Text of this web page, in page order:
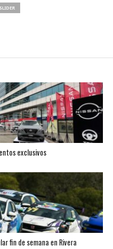
exclusivos
fin de semana en Rivera